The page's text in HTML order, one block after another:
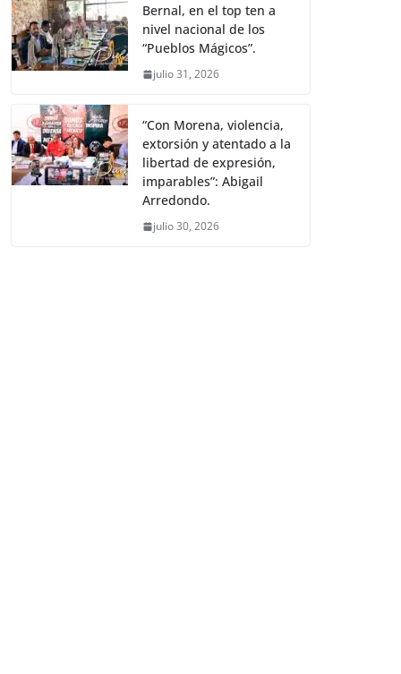
Bernal, en el top ten a
nivel nacional de los
“Pueblos Mágicos”.
julio 31, 2026
“Con Morena, violencia,
extorsión y atentado a la
libertad de expresión,
imparables”: Abigail
Arredondo.
julio 30, 2026